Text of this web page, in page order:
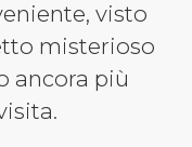
visto
misterioso
ancora più